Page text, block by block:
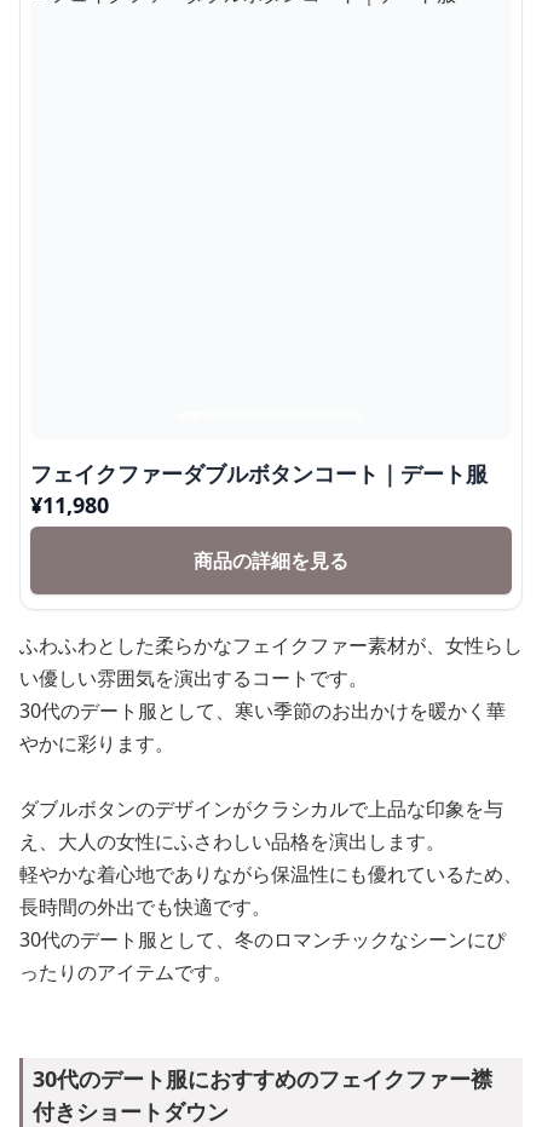
フェイクファーダブルボタンコート｜デート服
¥11,980
商品の詳細を見る
ふわふわとした柔らかなフェイクファー素材が、女性らし
い優しい雰囲気を演出するコートです。
30代のデート服として、寒い季節のお出かけを暖かく華
やかに彩ります。
ダブルボタンのデザインがクラシカルで上品な印象を与
え、大人の女性にふさわしい品格を演出します。
軽やかな着心地でありながら保温性にも優れているため、
長時間の外出でも快適です。
30代のデート服として、冬のロマンチックなシーンにぴ
ったりのアイテムです。
30代のデート服におすすめのフェイクファー襟
付きショートダウン